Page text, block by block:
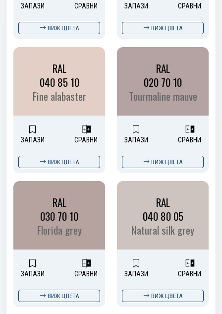
ЗАПАЗИ СРАВНИ
ВИЖ ЦВЕТА
ЗАПАЗИ СРАВНИ
ВИЖ ЦВЕТА
RAL
040 85 10
Fine alabaster
ЗАПАЗИ СРАВНИ
ВИЖ ЦВЕТА
RAL
020 70 10
Tourmaline mauve
ЗАПАЗИ СРАВНИ
ВИЖ ЦВЕТА
RAL
030 70 10
Florida grey
ЗАПАЗИ СРАВНИ
ВИЖ ЦВЕТА
RAL
040 80 05
Natural silk grey
ЗАПАЗИ СРАВНИ
ВИЖ ЦВЕТА